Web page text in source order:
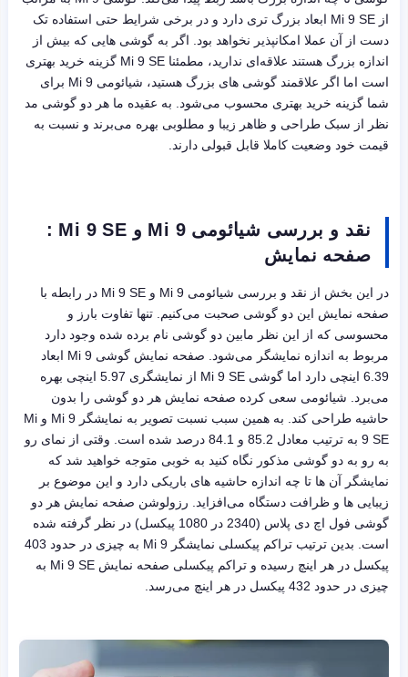
از Mi 9 SE ابعاد بزرگ تری دارد و در برخی شرایط حتی استفاده تک
دست از آن عملا امکانپذیر نخواهد بود. اگر به گوشی هایی که بیش از
اندازه بزرگ هستند علاقه‌ای ندارید، مطمئنا Mi 9 SE گزینه خرید بهتری
است اما اگر علاقمند گوشی های بزرگ هستید، شیائومی Mi 9 برای
شما گزینه خرید بهتری محسوب می‌شود. به عقیده ما هر دو گوشی مد
نظر از سبک طراحی و ظاهر زیبا و مطلوبی بهره می‌برند و نسبت به
قیمت خود وضعیت کاملا قابل قبولی دارند.
نقد و بررسی شیائومی Mi 9 و Mi 9 SE :
صفحه نمایش
در این بخش از نقد و بررسی شیائومی Mi 9 و Mi 9 SE در رابطه با
صفحه نمایش این دو گوشی صحبت می‌کنیم. تنها تفاوت بارز و
محسوسی که از این نظر مابین دو گوشی نام برده شده وجود دارد
مربوط به اندازه نمایشگر می‌شود. صفحه نمایش گوشی Mi 9 ابعاد
6.39 اینچی دارد اما گوشی Mi 9 SE از نمایشگری 5.97 اینچی بهره
می‌برد. شیائومی سعی کرده صفحه نمایش هر دو گوشی را بدون
حاشیه طراحی کند. به همین سبب نسبت تصویر به نمایشگر Mi 9 و Mi
9 SE به ترتیب معادل 85.2 و 84.1 درصد شده است. وقتی از نمای رو
به رو به دو گوشی مذکور نگاه کنید به خوبی متوجه خواهید شد که
نمایشگر آن ها تا چه اندازه حاشیه های باریکی دارد و این موضوع بر
زیبایی ها و ظرافت دستگاه می‌افزاید. رزولوشن صفحه نمایش هر دو
گوشی فول اچ دی پلاس (2340 در 1080 پیکسل) در نظر گرفته شده
است. بدین ترتیب تراکم پیکسلی نمایشگر Mi 9 به چیزی در حدود 403
پیکسل در هر اینچ رسیده و تراکم پیکسلی صفحه نمایش Mi 9 SE به
چیزی در حدود 432 پیکسل در هر اینچ می‌رسد.